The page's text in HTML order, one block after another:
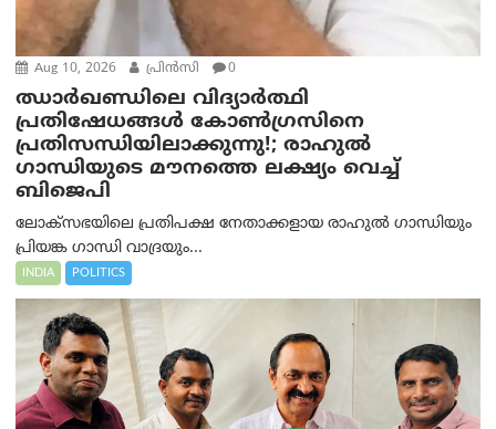
Aug 10, 2026 പ്രിന്‍സി 0
ഝാർഖണ്ഡിലെ വിദ്യാർത്ഥി
പ്രതിഷേധങ്ങൾ കോൺഗ്രസിനെ
പ്രതിസന്ധിയിലാക്കുന്നു!; രാഹുൽ
ഗാന്ധിയുടെ മൗനത്തെ ലക്ഷ്യം വെച്ച്
ബിജെപി
ലോക്‌സഭയിലെ പ്രതിപക്ഷ നേതാക്കളായ രാഹുൽ ഗാന്ധിയും
പ്രിയങ്ക ഗാന്ധി വാദ്രയും...
INDIA POLITICS